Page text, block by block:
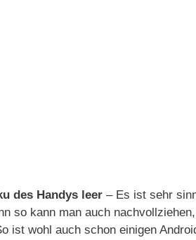
des Handys leer – Es ist sehr
so kann man auch
ist wohl auch schon einigen